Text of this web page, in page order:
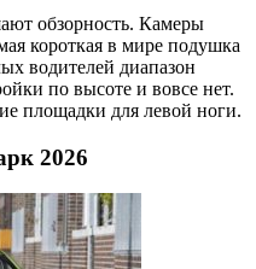
обзорность. Камеры
короткая в мире подушка
водителей диапазон
по высоте и вовсе нет.
площадки для левой ноги.
2026